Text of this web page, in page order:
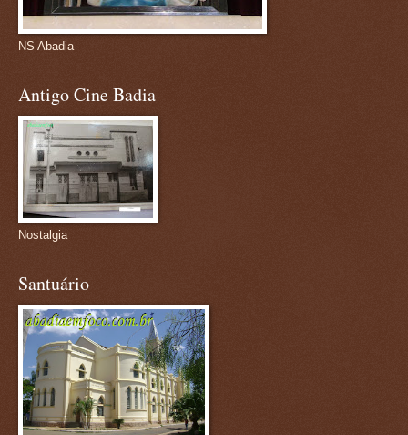
NS Abadia
Antigo Cine Badia
Nostalgia
Santuário